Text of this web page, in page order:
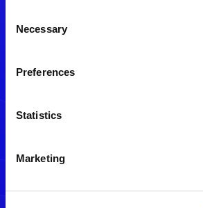
Selection
Necessary
Preferences
Statistics
Marketing
メルマガ配信停止